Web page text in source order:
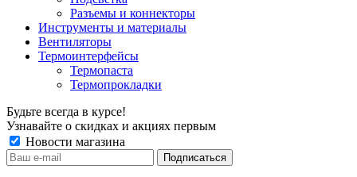
Разъемы и коннекторы
Инструменты и материалы
Вентиляторы
Термоинтерфейсы
Термопаста
Термопрокладки
Будьте всегда в курсе!
Узнавайте о скидках и акциях первым
Новости магазина